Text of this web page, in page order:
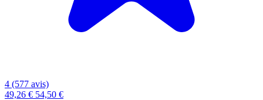
4 (577 avis)
49,26 € 54,50 €